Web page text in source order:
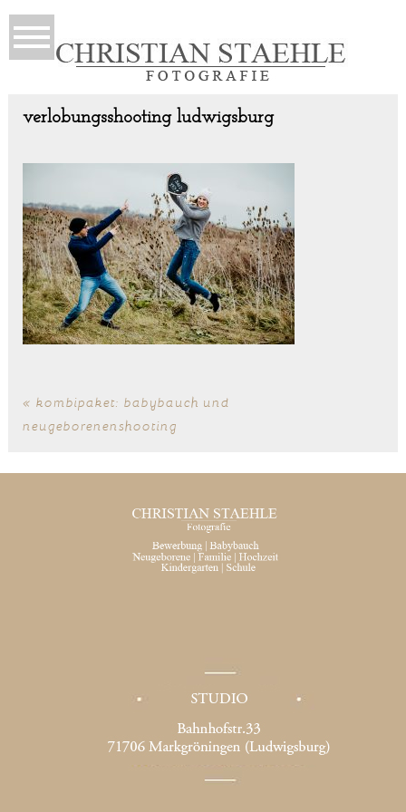
verlobungsshooting ludwigsburg
« kombipaket: babybauch und
neugeborenenshooting